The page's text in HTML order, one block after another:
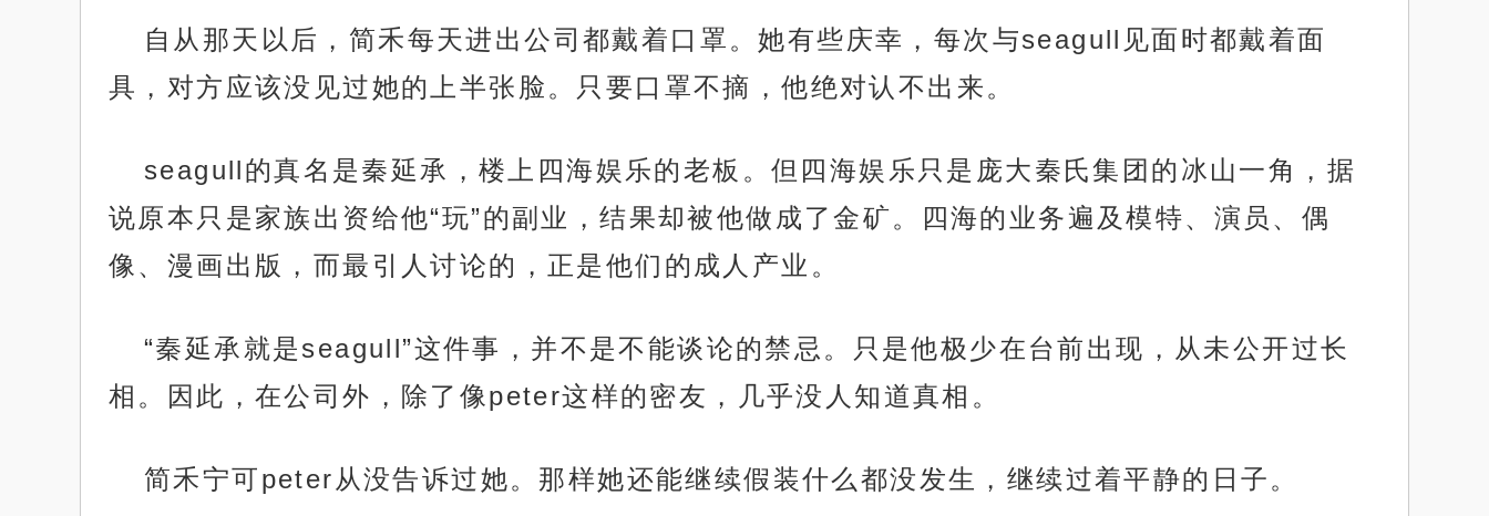
自从那天以后，简禾每天进出公司都戴着口罩。她有些庆幸，每次与seagull见面时都戴着面
具，对方应该没见过她的上半张脸。只要口罩不摘，他绝对认不出来。
seagull的真名是秦延承，楼上四海娱乐的老板。但四海娱乐只是庞大秦氏集团的冰山一角，据
说原本只是家族出资给他“玩”的副业，结果却被他做成了金矿。四海的业务遍及模特、演员、偶
像、漫画出版，而最引人讨论的，正是他们的成人产业。
“秦延承就是seagull”这件事，并不是不能谈论的禁忌。只是他极少在台前出现，从未公开过长
相。因此，在公司外，除了像peter这样的密友，几乎没人知道真相。
简禾宁可peter从没告诉过她。那样她还能继续假装什么都没发生，继续过着平静的日子。